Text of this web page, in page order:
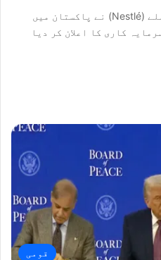
عالمی غذائی کمپنی نیسلے (Nestlé) نے پاکستان میں
کی سرمایہ کاری کا اعلان کر دیا
قومی